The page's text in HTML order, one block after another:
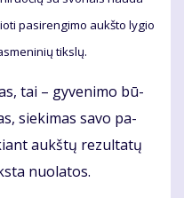
pa­si­ren­gi­mo aukš­to ly­gio
tiks­lų.
tai – gy­ve­ni­mo bū­
sie­ki­mas sa­vo pa­
aukš­tų re­zul­ta­tų
nuo­la­tos.